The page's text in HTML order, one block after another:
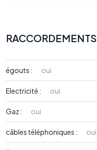
RACCORDEMENTS
égouts : oui
Electricité : oui
Gaz : oui
câbles téléphoniques : oui